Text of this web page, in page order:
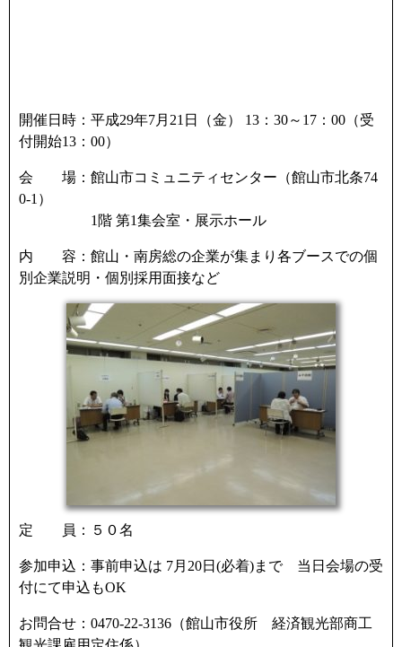
開催日時：平成29年7月21日（金） 13：30～17：00（受
付開始13：00）
会 場：館山市コミュニティセンター（館山市北条74
0-1）
1階 第1集会室・展示ホール
内 容：館山・南房総の企業が集まり各ブースでの個
別企業説明・個別採用面接など
定 員：５０名
参加申込：事前申込は 7月20日(必着)まで 当日会場の受
付にて申込もOK
お問合せ：0470-22-3136（館山市役所 経済観光部商工